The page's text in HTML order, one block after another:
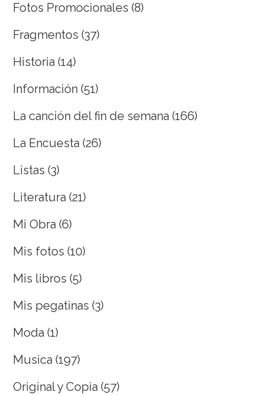
Fotos Promocionales (8)
Fragmentos (37)
Historia (14)
Información (51)
La canción del fin de semana (166)
La Encuesta (26)
Listas (3)
Literatura (21)
Mi Obra (6)
Mis fotos (10)
Mis libros (5)
Mis pegatinas (3)
Moda (1)
Musica (197)
Original y Copia (57)